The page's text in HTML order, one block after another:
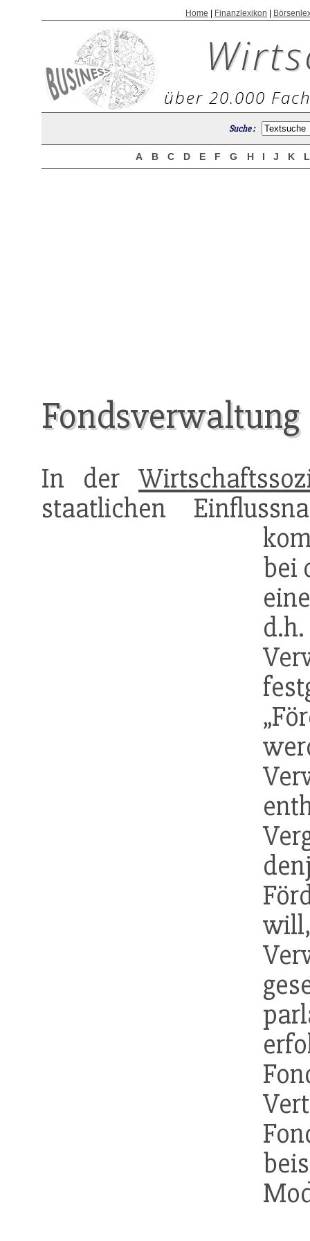
Home Finanzlexikon
über 20.000
Suche :
A B C D E F G H I J K
Fondsverwaltung
In der
staatlichen
bei